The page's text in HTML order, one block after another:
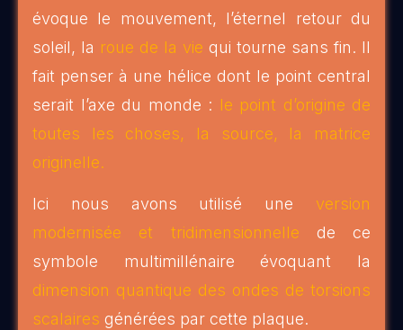
évoque le mouvement, l’éternel retour du
soleil, la roue de la vie qui tourne sans fin. Il
fait penser à une hélice dont le point central
serait l’axe du monde : le point d’origine de
toutes les choses, la source, la matrice
originelle.
Ici nous avons utilisé une version
modernisée et tridimensionnelle de ce
symbole multimillénaire évoquant la
dimension quantique des ondes de torsions
scalaires générées par cette plaque.